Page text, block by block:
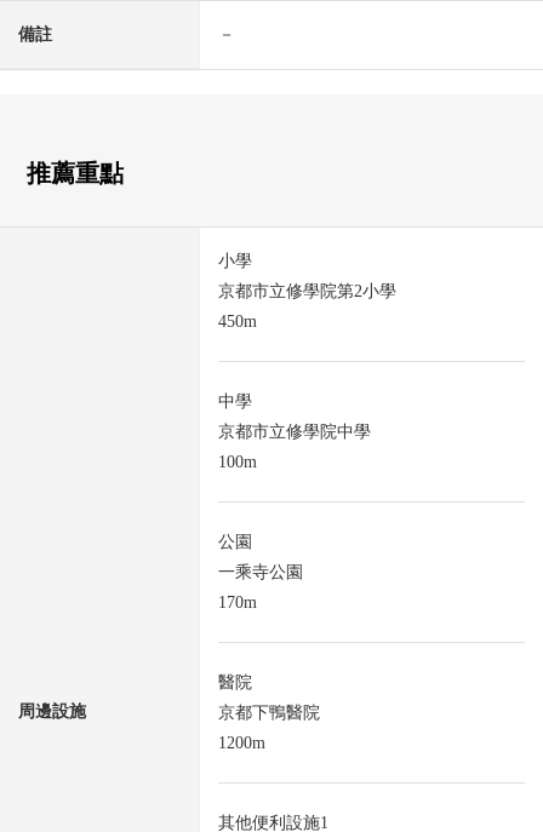
備註 －
推薦重點
周邊設施
小學
京都市立修學院第2小學
450m
中學
京都市立修學院中學
100m
公園
一乘寺公園
170m
醫院
京都下鴨醫院
1200m
其他便利設施1